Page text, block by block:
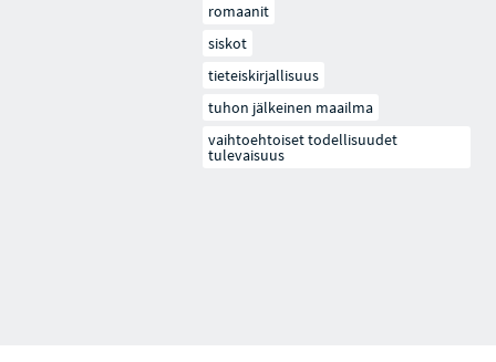
romaanit
siskot
tieteiskirjallisuus
tuhon jälkeinen maailma
vaihtoehtoiset todellisuudet
tulevaisuus